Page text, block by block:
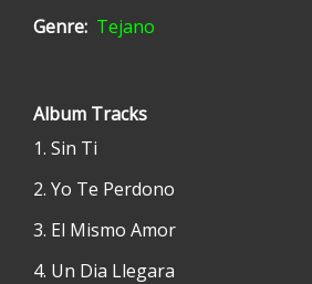
Genre Tejano
Album Tracks
Sin Ti
Yo Te Perdono
El Mismo Amor
Un Dia Llegara